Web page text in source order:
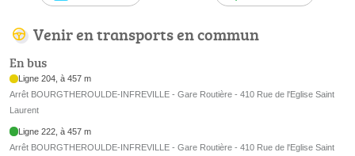
Venir en transports en commun
En bus
Ligne 204, à 457 m
Arrêt BOURGTHEROULDE-INFREVILLE - Gare Routière - 410 Rue de l'Eglise Saint
Laurent
Ligne 222, à 457 m
Arrêt BOURGTHEROULDE-INFREVILLE - Gare Routière - 410 Rue de l'Eglise Saint